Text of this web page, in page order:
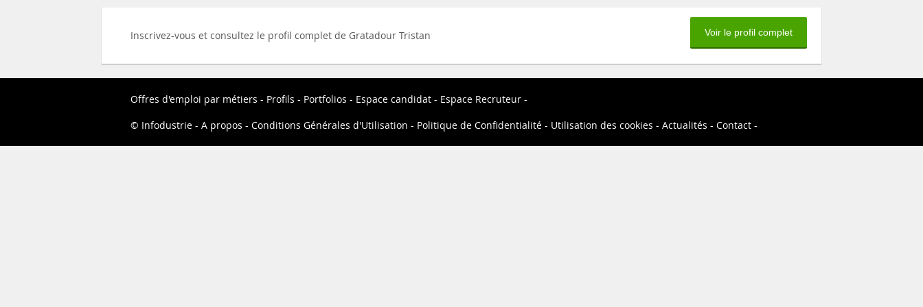
Inscrivez-vous et consultez le profil complet de Gratadour Tristan Voir le profil complet
Offres d'emploi par métiers Profils Portfolios Espace candidat
Espace Recruteur
Infodustrie
A propos Conditions Générales d'Utilisation Politique de Confidentialité Utilisation des cookies Actualités Contact